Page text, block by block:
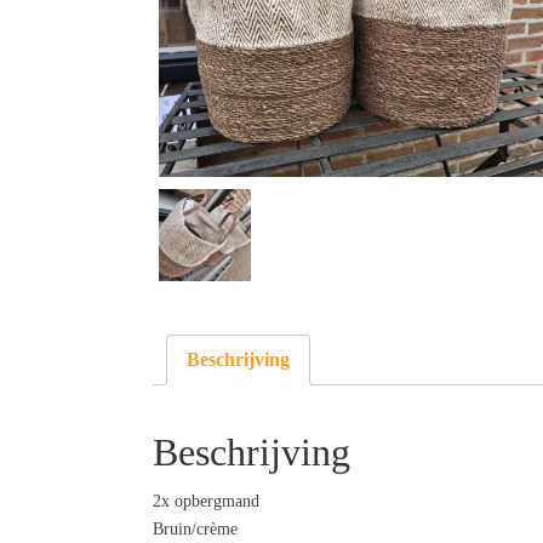
Beschrijving
Beschrijving
2x opbergmand
Bruin/crème